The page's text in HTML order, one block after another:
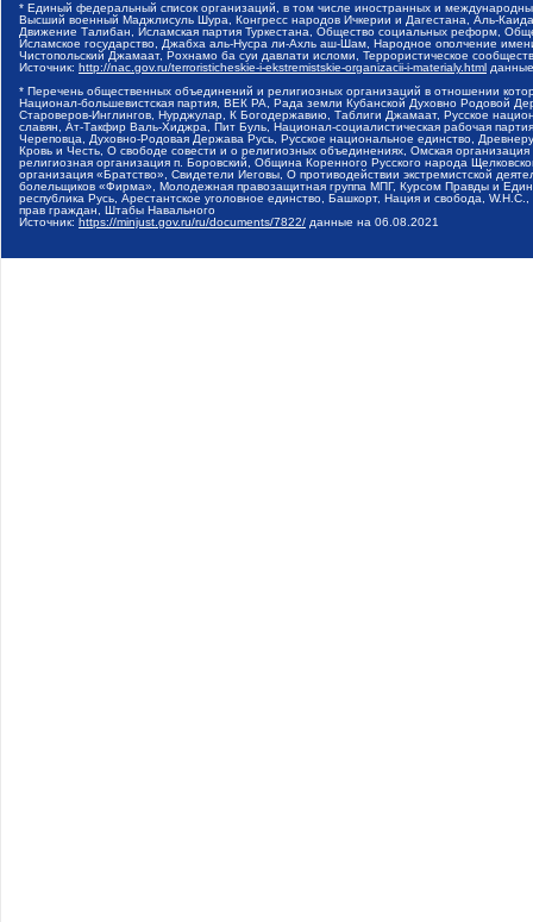
* Единый федеральный список организаций, в том числе иностранных и
Высший военный Маджлисуль Шура, Конгресс народов Ичкерии и Дагестана, Аль-
Движение Талибан, Исламская партия Туркестана, Общество социальных реформ,
Исламское государство, Джабха аль-Нусра ли-Ахль аш-Шам, Народное ополчение
Чистопольский Джамаат, Рохнамо ба суи давлати исломи, Террористическое
Источник: http://nac.gov.ru/terroristicheskie-i-ekstremistskie-organizacii-i-materialy.html
* Перечень общественных объединений и религиозных организаций в отношении
Национал-большевистская партия, ВЕК РА, Рада земли Кубанской Духовно Родовой
Староверов-Инглингов, Нурджулар, К Богодержавию, Таблиги Джамаат, Русское
славян, Ат-Такфир Валь-Хиджра, Пит Буль, Национал-социалистическая рабочая
Череповца, Духовно-Родовая Держава Русь, Русское национальное единство,
Кровь и Честь, О свободе совести и о религиозных объединениях, Омская
религиозная организация п. Боровский, Община Коренного Русского народа
организация «Братство», Свидетели Иеговы, О противодействии экстремистской
болельщиков «Фирма», Молодежная правозащитная группа МПГ, Курсом Правды и
республика Русь, Арестантское уголовное единство, Башкорт, Нация и свобода,
прав граждан, Штабы Навального
Источник: https://minjust.gov.ru/ru/documents/7822/ данные на 06.08.2021